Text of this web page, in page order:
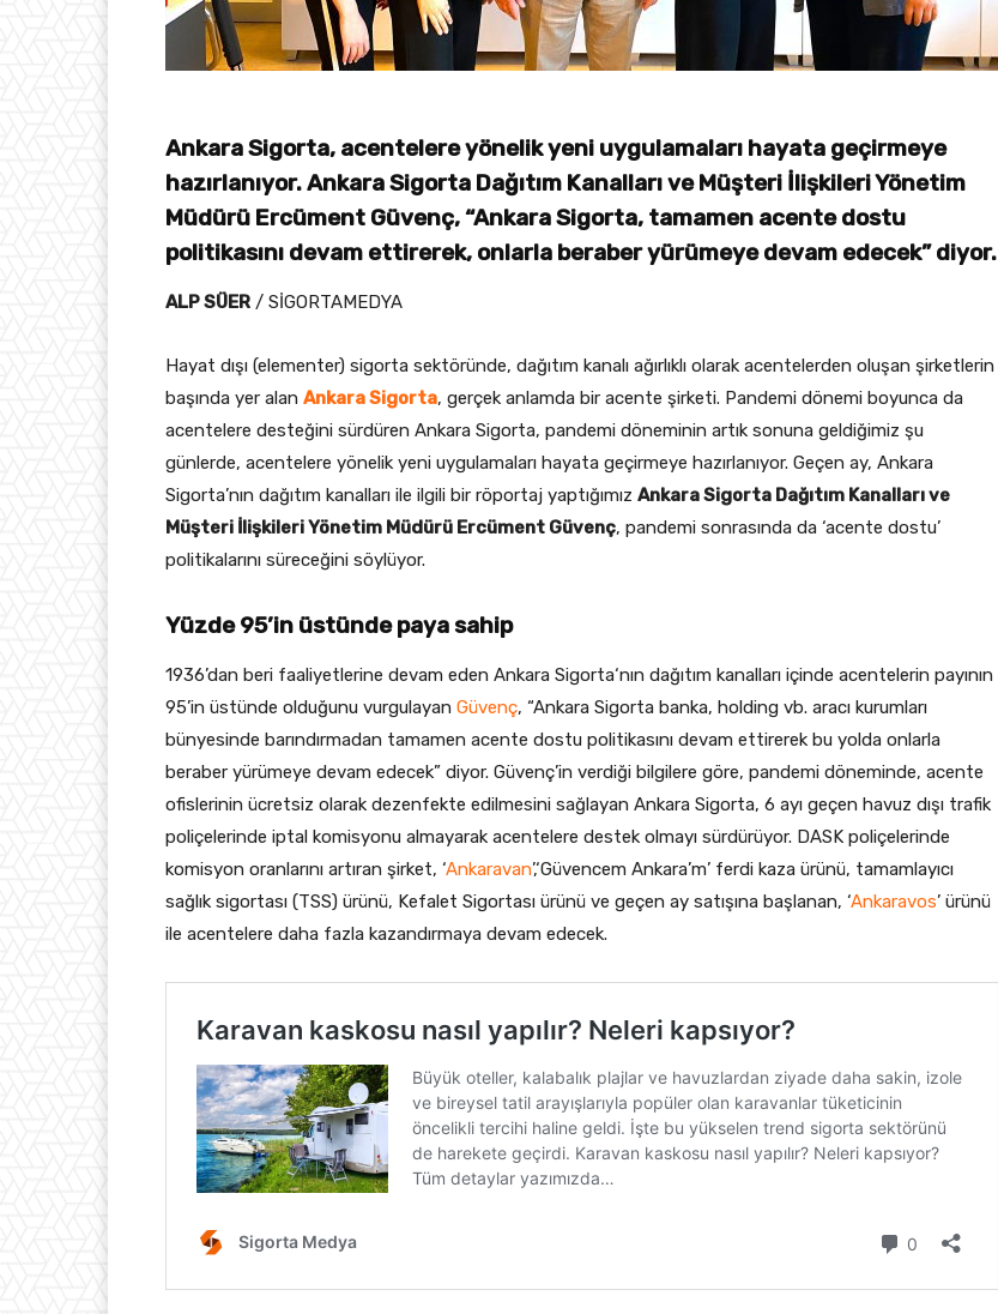
Ankara Sigorta, acentelere yönelik yeni uygulamaları hayata geçirmeye
hazırlanıyor. Ankara Sigorta Dağıtım Kanalları ve Müşteri İlişkileri Yönetim
Müdürü Ercüment Güvenç, “Ankara Sigorta, tamamen acente dostu
politikasını devam ettirerek, onlarla beraber yürümeye devam edecek” diyor.
ALP SÜER / SİGORTAMEDYA
Hayat dışı (elementer) sigorta sektöründe, dağıtım kanalı ağırlıklı olarak acentelerden oluşan şirketlerin
başında yer alan Ankara Sigorta, gerçek anlamda bir acente şirketi. Pandemi dönemi boyunca da
acentelere desteğini sürdüren Ankara Sigorta, pandemi döneminin artık sonuna geldiğimiz şu
günlerde, acentelere yönelik yeni uygulamaları hayata geçirmeye hazırlanıyor. Geçen ay, Ankara
Sigorta’nın dağıtım kanalları ile ilgili bir röportaj yaptığımız Ankara Sigorta Dağıtım Kanalları ve
Müşteri İlişkileri Yönetim Müdürü Ercüment Güvenç, pandemi sonrasında da ‘acente dostu’
politikalarını süreceğini söylüyor.
Yüzde 95’in üstünde paya sahip
1936’dan beri faaliyetlerine devam eden Ankara Sigorta‘nın dağıtım kanalları içinde acentelerin payının
95’in üstünde olduğunu vurgulayan Güvenç, “Ankara Sigorta banka, holding vb. aracı kurumları
bünyesinde barındırmadan tamamen acente dostu politikasını devam ettirerek bu yolda onlarla
beraber yürümeye devam edecek” diyor. Güvenç’in verdiği bilgilere göre, pandemi döneminde, acente
ofislerinin ücretsiz olarak dezenfekte edilmesini sağlayan Ankara Sigorta, 6 ayı geçen havuz dışı trafik
poliçelerinde iptal komisyonu almayarak acentelere destek olmayı sürdürüyor. DASK poliçelerinde
komisyon oranlarını artıran şirket, ‘Ankaravan’,‘Güvencem Ankara’m’ ferdi kaza ürünü, tamamlayıcı
sağlık sigortası (TSS) ürünü, Kefalet Sigortası ürünü ve geçen ay satışına başlanan, ‘Ankaravos’ ürünü
ile acentelere daha fazla kazandırmaya devam edecek.